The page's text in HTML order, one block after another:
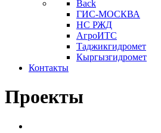
Back
ГИС-МОСКВА
НС РЖД
АгроИТС
Таджикгидромет
Кыргызгидромет
Контакты
Проекты